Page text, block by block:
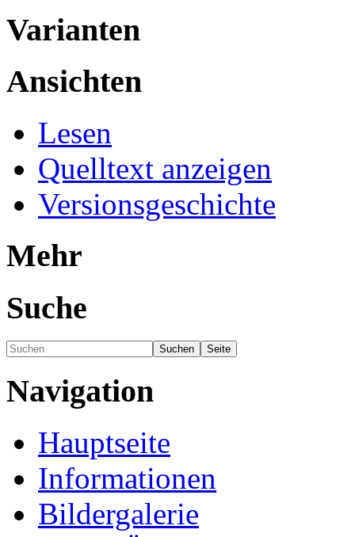
Varianten
Ansichten
Lesen
Quelltext anzeigen
Versionsgeschichte
Mehr
Suche
Navigation
Hauptseite
Informationen
Bildergalerie